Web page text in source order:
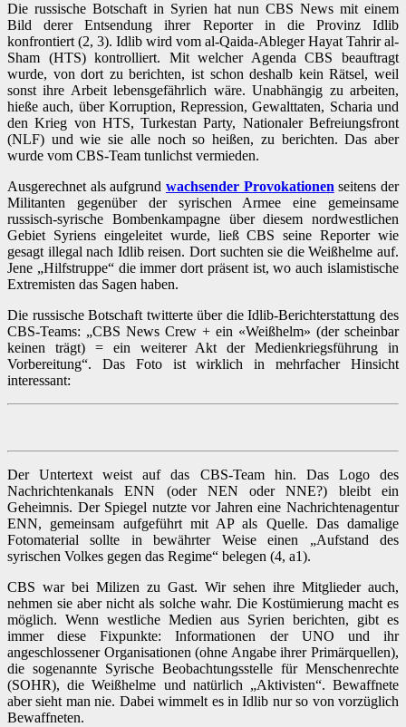
Die russische Botschaft in Syrien hat nun CBS News mit einem
Bild derer Entsendung ihrer Reporter in die Provinz Idlib
konfrontiert (2, 3). Idlib wird vom al-Qaida-Ableger Hayat Tahrir al-
Sham (HTS) kontrolliert. Mit welcher Agenda CBS beauftragt
wurde, von dort zu berichten, ist schon deshalb kein Rätsel, weil
sonst ihre Arbeit lebensgefährlich wäre. Unabhängig zu arbeiten,
hieße auch, über Korruption, Repression, Gewalttaten, Scharia und
den Krieg von HTS, Turkestan Party, Nationaler Befreiungsfront
(NLF) und wie sie alle noch so heißen, zu berichten. Das aber
wurde vom CBS-Team tunlichst vermieden.
Ausgerechnet als aufgrund wachsender Provokationenseitens der
Militanten gegenüber der syrischen Armee eine gemeinsame
russisch-syrische Bombenkampagne über diesem nordwestlichen
Gebiet Syriens eingeleitet wurde, ließ CBS seine Reporter wie
gesagt illegal nach Idlib reisen. Dort suchten sie die Weißhelme auf.
Jene „Hilfstruppe“ die immer dort präsent ist, wo auch islamistische
Extremisten das Sagen haben.
Die russische Botschaft twitterte über die Idlib-Berichterstattung des
CBS-Teams: „CBS News Crew + ein «Weißhelm» (der scheinbar
keinen trägt) = ein weiterer Akt der Medienkriegsführung in
Vorbereitung“. Das Foto ist wirklich in mehrfacher Hinsicht
interessant:
Der Untertext weist auf das CBS-Team hin. Das Logo des
Nachrichtenkanals ENN (oder NEN oder NNE?) bleibt ein
Geheimnis. Der Spiegel nutzte vor Jahren eine Nachrichtenagentur
ENN, gemeinsam aufgeführt mit AP als Quelle. Das damalige
Fotomaterial sollte in bewährter Weise einen „Aufstand des
syrischen Volkes gegen das Regime“ belegen (4, a1).
CBS war bei Milizen zu Gast. Wir sehen ihre Mitglieder auch,
nehmen sie aber nicht als solche wahr. Die Kostümierung macht es
möglich. Wenn westliche Medien aus Syrien berichten, gibt es
immer diese Fixpunkte: Informationen der UNO und ihr
angeschlossener Organisationen (ohne Angabe ihrer Primärquellen),
die sogenannte Syrische Beobachtungsstelle für Menschenrechte
(SOHR), die Weißhelme und natürlich „Aktivisten“. Bewaffnete
aber sieht man nie. Dabei wimmelt es in Idlib nur so von vorzüglich
Bewaffneten.